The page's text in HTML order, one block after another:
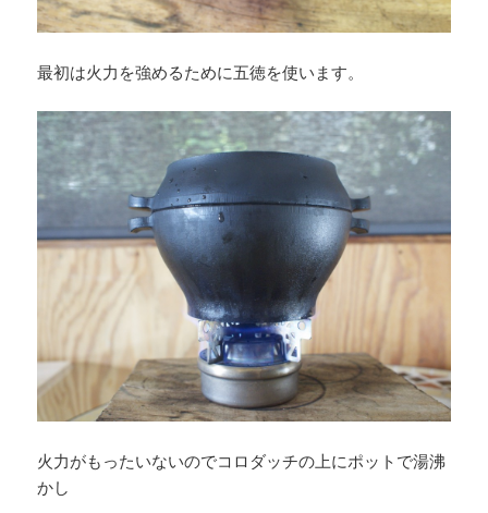
最初は火力を強めるために五徳を使います。
火力がもったいないのでコロダッチの上にポットで湯沸
かし